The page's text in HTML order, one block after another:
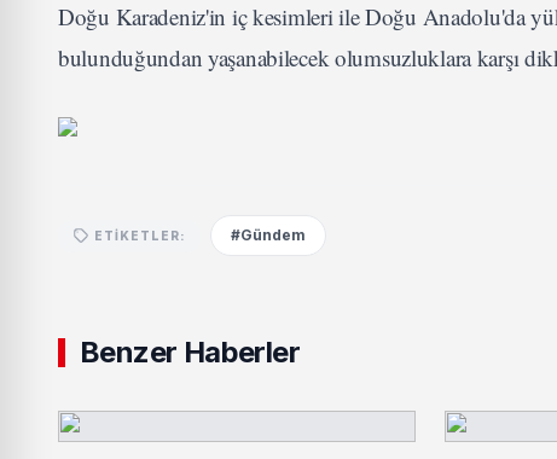
Doğu Karadeniz'in iç kesimleri ile Doğu Anadolu'da
bulunduğundan yaşanabilecek olumsuzluklara karşı
ETIKETLER: #Gündem
Benzer Haberler